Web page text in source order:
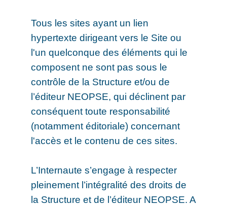
Tous les sites ayant un lien
hypertexte dirigeant vers le Site ou
l'un quelconque des éléments qui le
composent ne sont pas sous le
contrôle de la Structure et/ou de
l’éditeur NEOPSE, qui déclinent par
conséquent toute responsabilité
(notamment éditoriale) concernant
l'accès et le contenu de ces sites.
L’Internaute s’engage à respecter
pleinement l’intégralité des droits de
la Structure et de l’éditeur NEOPSE. A